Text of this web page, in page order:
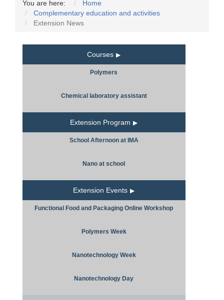
You are here:
Home
Complementary education and activities
Extension News
Courses
Polymers
Chemical laboratory assistant
Extension Program
School Afternoon at IMA
Nano at school
Extension Events
Functional Food and Packaging Online Workshop
Polymers Week
Nanotechnology Week
Nanotechnology Day